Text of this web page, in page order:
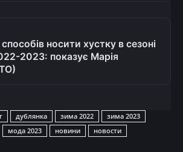
носити хустку в сезоні
2023: показує Марія
дублянка зима 2022
зима 2023
мода 2023 новини
новости